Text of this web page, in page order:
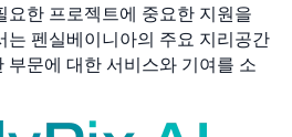
요한 프로젝트에 중요한 지원을
는 펜실베이니아의 주요 지리공간
부문에 대한 서비스와 기여를 소